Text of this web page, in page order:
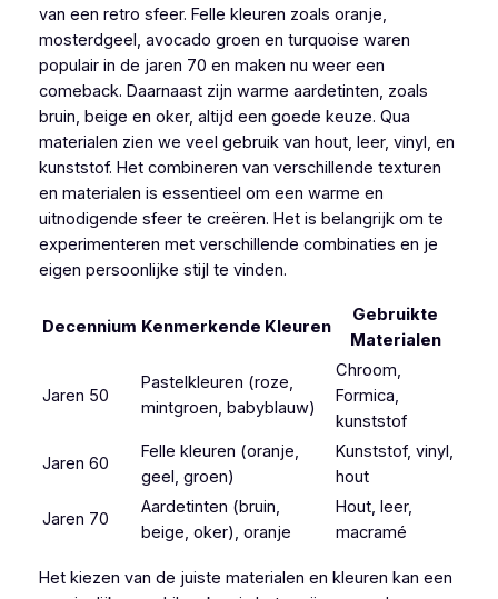
van een retro sfeer. Felle kleuren zoals oranje,
mosterdgeel, avocado groen en turquoise waren
populair in de jaren 70 en maken nu weer een
comeback. Daarnaast zijn warme aardetinten, zoals
bruin, beige en oker, altijd een goede keuze. Qua
materialen zien we veel gebruik van hout, leer, vinyl, en
kunststof. Het combineren van verschillende texturen
en materialen is essentieel om een warme en
uitnodigende sfeer te creëren. Het is belangrijk om te
experimenteren met verschillende combinaties en je
eigen persoonlijke stijl te vinden.
Decennium Kenmerkende Kleuren
Gebruikte
Materialen
Jaren 50
Pastelkleuren (roze,
mintgroen, babyblauw)
Chroom,
Formica,
kunststof
Jaren 60
Felle kleuren (oranje,
geel, groen)
Kunststof, vinyl,
hout
Jaren 70
Aardetinten (bruin,
beige, oker), oranje
Hout, leer,
macramé
Het kiezen van de juiste materialen en kleuren kan een